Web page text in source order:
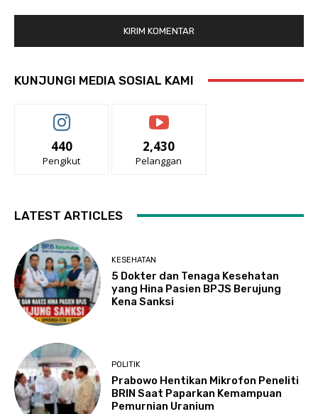
KUNJUNGI MEDIA SOSIAL KAMI
440
Pengikut
2,430
Pelanggan
LATEST ARTICLES
KESEHATAN
5 Dokter dan Tenaga Kesehatan
yang Hina Pasien BPJS Berujung
Kena Sanksi
POLITIK
Prabowo Hentikan Mikrofon Peneliti
BRIN Saat Paparkan Kemampuan
Pemurnian Uranium